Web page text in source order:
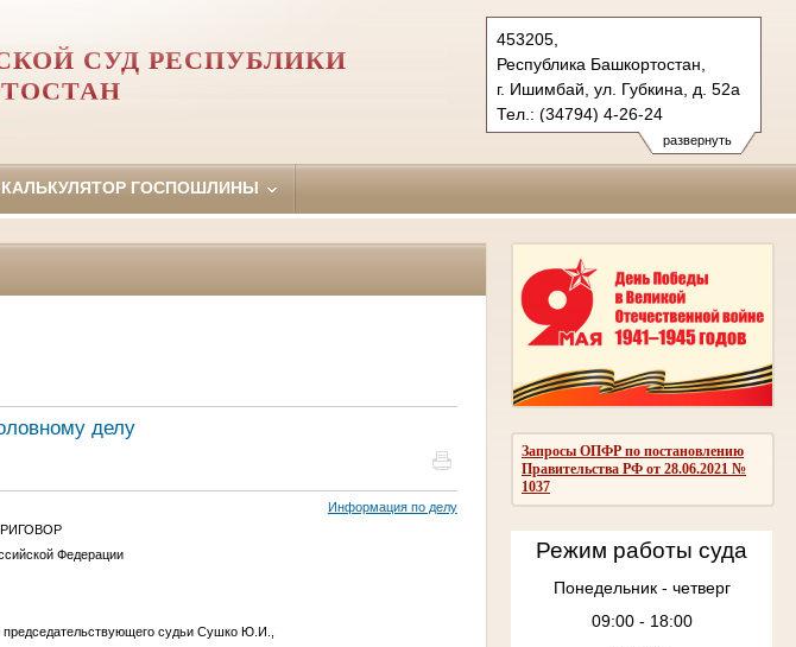
развернуть
453205,
Республика Башкортостан,
г. Ишимбай, ул. Губкина, д. 52а
Тел.: (34794) 4-26-24
ishimbaisky.bkr@sudrf.ru
СУД РЕСПУБЛИКИ
КАЛЬКУЛЯТОР ГОСПОШЛИНЫ
Запросы ОПФР по постановлению
Правительства РФ от 28.06.2021 №
1037
Режим работы суда
Понедельник - четверг
09:00 - 18:00
делу
Информация по делу
Федерации
судьи Сушко Ю.И.,